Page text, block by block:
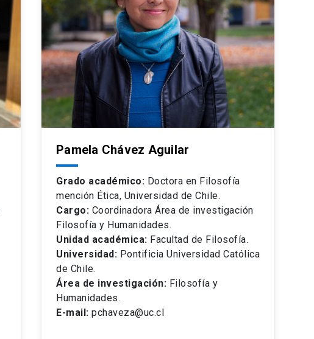
Pamela Chávez Aguilar
Grado académico: Doctora en Filosofía
mención Ética, Universidad de Chile.
Cargo: Coordinadora Área de investigación
Filosofía y Humanidades.
Unidad académica: Facultad de Filosofía.
Universidad: Pontificia Universidad Católica
de Chile.
Área de investigación: Filosofía y
Humanidades.
E-mail: pchaveza@uc.cl